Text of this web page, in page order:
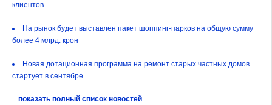
клиентов
На рынок будет выставлен пакет шоппинг-парков на общую сумму
более 4 млрд. крон
Новая дотационная программа на ремонт старых частных домов
стартует в сентябре
показать полный список новостей